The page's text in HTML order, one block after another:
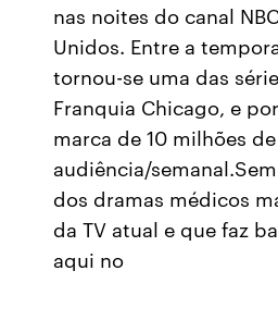
nas noites do canal
Unidos. Entre a
tornou-se uma das
Franquia Chicago, e
marca de 10 milhões de
audiência/
dos dramas médicos
da TV atual e que faz
aqui no